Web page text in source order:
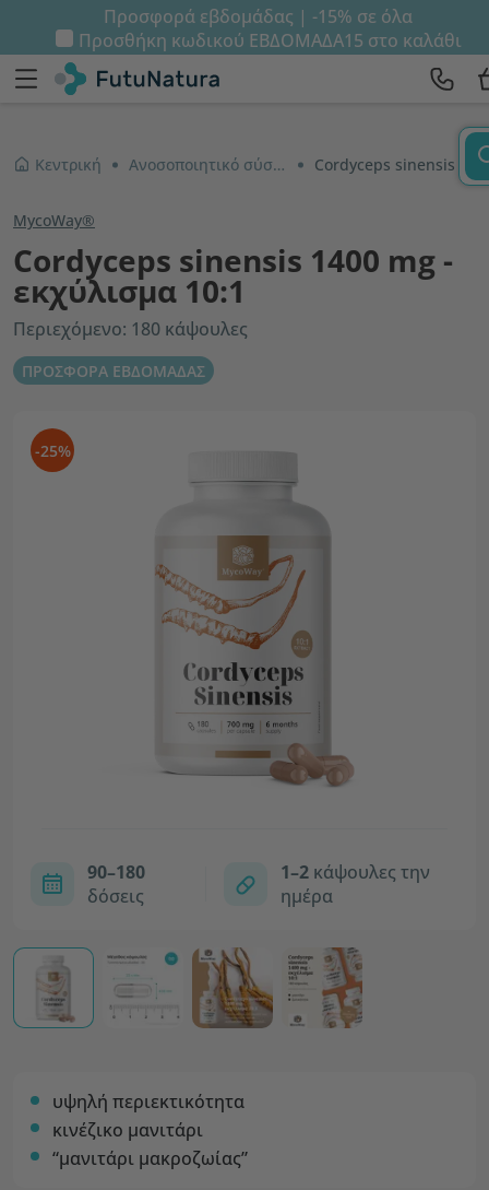
Προσφορά εβδομάδας | -15% σε όλα
Προσθήκη κωδικού ΕΒΔΟΜΑΔΑ15 στο καλάθι
Κεντρική Ανοσοποιητικό σύστημα και ενέργεια
MycoWay®
Cordyceps sinensis 1400 mg -
εκχύλισμα 10:1
Περιεχόμενο: 180 κάψουλες
ΠΡΟΣΦΟΡΑ ΕΒΔΟΜΑΔΑΣ
-25%
90–180
δόσεις
1–2κάψουλες την
ημέρα
υψηλή περιεκτικότητα
κινέζικο μανιτάρι
“μανιτάρι μακροζωίας”